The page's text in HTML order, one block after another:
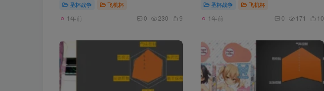
圣杯战争 飞机杯
1年前 0 230 9
圣杯战争 飞机杯
1年前 0 171 10